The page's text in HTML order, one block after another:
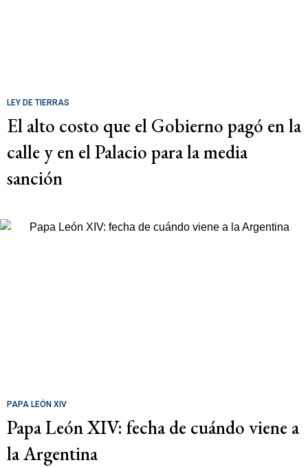
LEY DE TIERRAS
El alto costo que el Gobierno pagó en la
calle y en el Palacio para la media
sanción
PAPA LEÓN XIV
Papa León XIV: fecha de cuándo viene a
la Argentina